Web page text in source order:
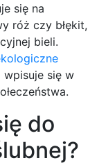
się na
róż czy błękit,
bieli.
wpisuje się w
do